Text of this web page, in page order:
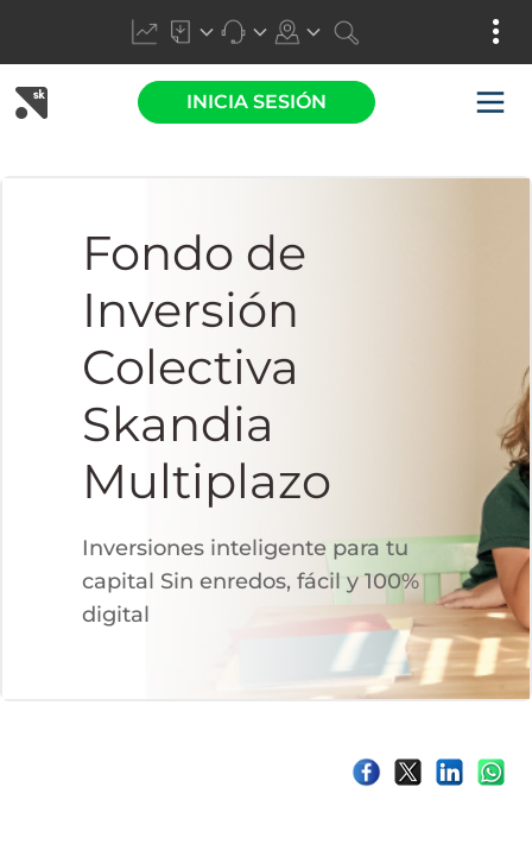
INICIA SESIÓN
Fondo de
Inversión
Colectiva
Skandia
Multiplazo
Inversiones inteligente para tu
capital Sin enredos, fácil y 100%
digital